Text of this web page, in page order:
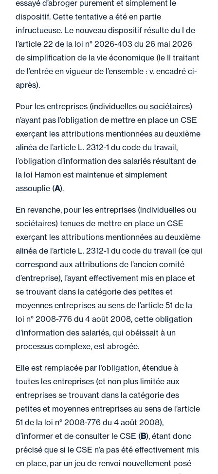
essayé d’abroger purement et simplement le
dispositif. Cette tentative a été en partie
infructueuse. Le nouveau dispositif résulte du I de
l’article 22 de la loi n° 2026-403 du 26 mai 2026
de simplification de la vie économique (le II traitant
de l’entrée en vigueur de l’ensemble : v. encadré ci-
après).
Pour les entreprises (individuelles ou sociétaires)
n’ayant pas l’obligation de mettre en place un CSE
exerçant les attributions mentionnées au deuxième
alinéa de l’article L. 2312-1 du code du travail,
l’obligation d’information des salariés résultant de
la loi Hamon est maintenue et simplement
assouplie (A).
En revanche, pour les entreprises (individuelles ou
sociétaires) tenues de mettre en place un CSE
exerçant les attributions mentionnées au deuxième
alinéa de l’article L. 2312-1 du code du travail (ce qui
correspond aux attributions de l’ancien comité
d’entreprise), l’ayant effectivement mis en place et
se trouvant dans la catégorie des petites et
moyennes entreprises au sens de l’article 51 de la
loi n° 2008-776 du 4 août 2008, cette obligation
d’information des salariés, qui obéissait à un
processus complexe, est abrogée.
Elle est remplacée par l’obligation, étendue à
toutes les entreprises (et non plus limitée aux
entreprises se trouvant dans la catégorie des
petites et moyennes entreprises au sens de l’article
51 de la loi n° 2008-776 du 4 août 2008),
d’informer et de consulter le CSE (B), étant donc
précisé que si le CSE n’a pas été effectivement mis
en place, par un jeu de renvoi nouvellement posé